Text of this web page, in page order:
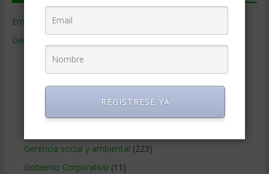
Empresas de Gerencia
Gerencia
Ciencias Económicas
Contabilidad(466)
Gerencia social y ambiental (223)
Gobierno Corporativo (11)
REGISTRESE YA